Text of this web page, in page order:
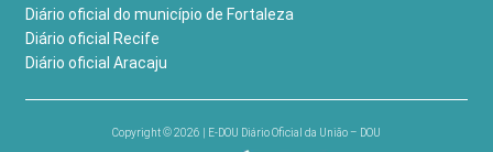
Diário oficial do município de Fortaleza
Diário oficial Recife
Diário oficial Aracaju
Copyright © 2026 | E-DOU Diário Oficial da União – DOU